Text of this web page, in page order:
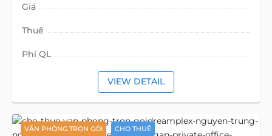
Giá
Thuế
Phí QL
VIEW DETAIL
VĂN PHÒNG TRỌN GÓI CHO THUÊ